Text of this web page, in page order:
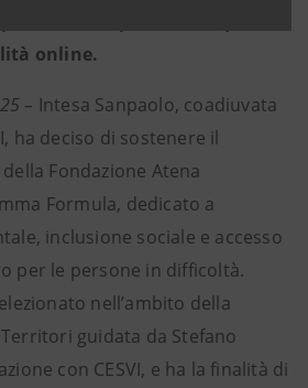
online.
– Intesa Sanpaolo, coadiuvata
ha deciso di sostenere il
Fondazione Atena
Formula, dedicato a
inclusione sociale e accesso
per le persone in difficoltà.
nell’ambito della
guidata da Stefano
con CESVI, e ha la finalità di